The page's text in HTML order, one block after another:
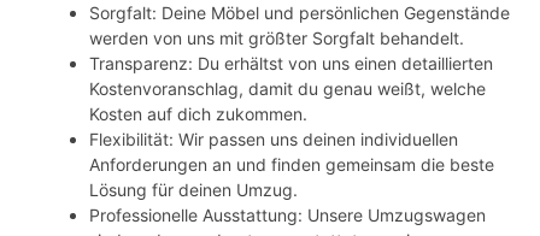
Sorgfalt: Deine Möbel und persönlichen Gegenstände
werden von uns mit größter Sorgfalt behandelt.
Transparenz: Du erhältst von uns einen detaillierten
Kostenvoranschlag, damit du genau weißt, welche
Kosten auf dich zukommen.
Flexibilität: Wir passen uns deinen individuellen
Anforderungen an und finden gemeinsam die beste
Lösung für deinen Umzug.
Professionelle Ausstattung: Unsere Umzugswagen